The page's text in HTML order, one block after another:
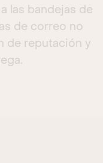
las bandejas de
de correo no
de reputación y